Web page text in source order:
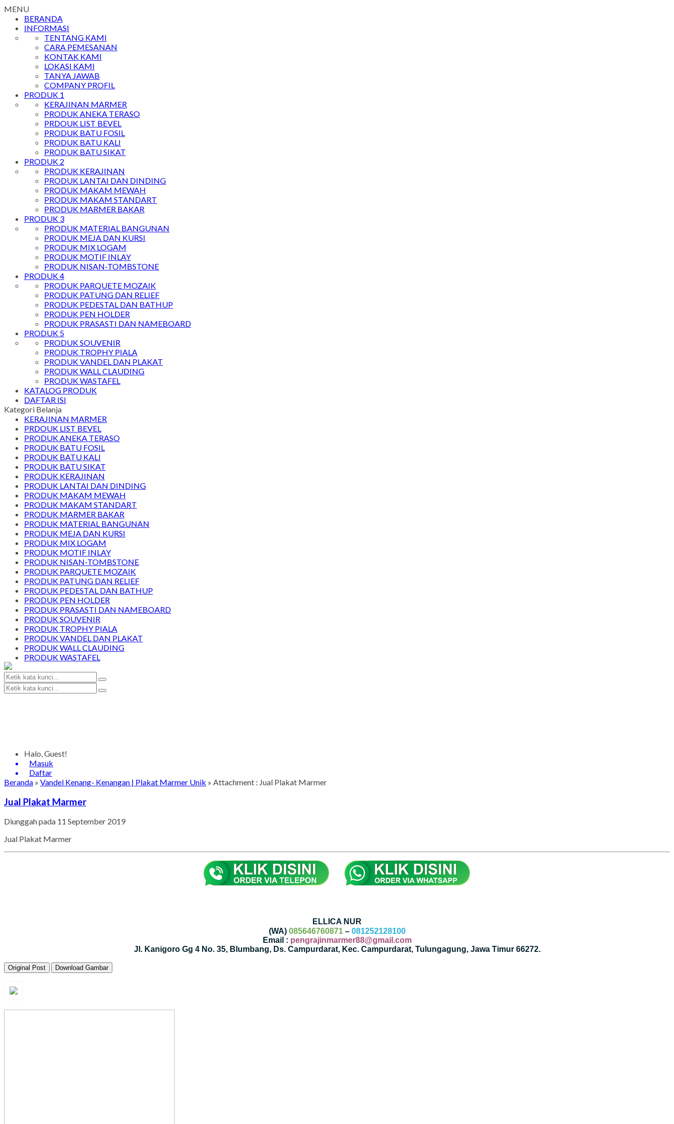
MENU
BERANDA
INFORMASI
TENTANG KAMI
CARA PEMESANAN
KONTAK KAMI
LOKASI KAMI
TANYA JAWAB
COMPANY PROFIL
PRODUK 1
KERAJINAN MARMER
PRODUK ANEKA TERASO
PRDOUK LIST BEVEL
PRODUK BATU FOSIL
PRODUK BATU KALI
PRODUK BATU SIKAT
PRODUK 2
PRODUK KERAJINAN
PRODUK LANTAI DAN DINDING
PRODUK MAKAM MEWAH
PRODUK MAKAM STANDART
PRODUK MARMER BAKAR
PRODUK 3
PRODUK MATERIAL BANGUNAN
PRODUK MEJA DAN KURSI
PRODUK MIX LOGAM
PRODUK MOTIF INLAY
PRODUK NISAN-TOMBSTONE
PRODUK 4
PRODUK PARQUETE MOZAIK
PRODUK PATUNG DAN RELIEF
PRODUK PEDESTAL DAN BATHUP
PRODUK PEN HOLDER
PRODUK PRASASTI DAN NAMEBOARD
PRODUK 5
PRODUK SOUVENIR
PRODUK TROPHY PIALA
PRODUK VANDEL DAN PLAKAT
PRODUK WALL CLAUDING
PRODUK WASTAFEL
KATALOG PRODUK
DAFTAR ISI
Kategori Belanja
KERAJINAN MARMER
PRDOUK LIST BEVEL
PRODUK ANEKA TERASO
PRODUK BATU FOSIL
PRODUK BATU KALI
PRODUK BATU SIKAT
PRODUK KERAJINAN
PRODUK LANTAI DAN DINDING
PRODUK MAKAM MEWAH
PRODUK MAKAM STANDART
PRODUK MARMER BAKAR
PRODUK MATERIAL BANGUNAN
PRODUK MEJA DAN KURSI
PRODUK MIX LOGAM
PRODUK MOTIF INLAY
PRODUK NISAN-TOMBSTONE
PRODUK PARQUETE MOZAIK
PRODUK PATUNG DAN RELIEF
PRODUK PEDESTAL DAN BATHUP
PRODUK PEN HOLDER
PRODUK PRASASTI DAN NAMEBOARD
PRODUK SOUVENIR
PRODUK TROPHY PIALA
PRODUK VANDEL DAN PLAKAT
PRODUK WALL CLAUDING
PRODUK WASTAFEL
Halo, Guest!
Masuk
Daftar
Beranda » Vandel Kenang- Kenangan | Plakat Marmer Unik » Attachment : Jual Plakat Marmer
Jual Plakat Marmer
Diunggah pada 11 September 2019
Jual Plakat Marmer
ELLICA NUR
(WA) 085646760871– 081252128100
Email : pengrajinmarmer88@gmail.com
Jl. Kanigoro Gg 4 No. 35, Blumbang, Ds. Campurdarat, Kec. Campurdarat, Tulungagung, Jawa Timur 66272.
Original Post Download Gambar